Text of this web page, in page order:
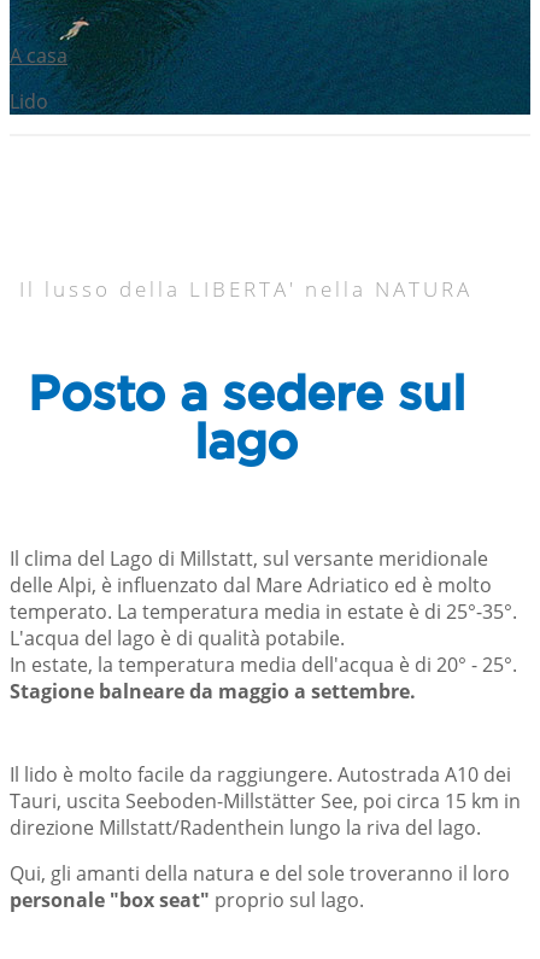
A casa
Lido
Il lusso della LIBERTA' nella NATURA
Posto a sedere sul
lago
Il clima del Lago di Millstatt, sul versante meridionale
delle Alpi, è influenzato dal Mare Adriatico ed è molto
temperato. La temperatura media in estate è di 25°-35°.
L'acqua del lago è di qualità potabile.
In estate, la temperatura media dell'acqua è di 20° - 25°.
Stagione balneare da maggio a settembre.
Il lido è molto facile da raggiungere. Autostrada A10 dei
Tauri, uscita Seeboden-Millstätter See, poi circa 15 km in
direzione Millstatt/Radenthein lungo la riva del lago.
Qui, gli amanti della natura e del sole troveranno il loro
personale "box seat" proprio sul lago.